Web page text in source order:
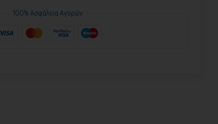
100% Ασφάλεια Αγορών